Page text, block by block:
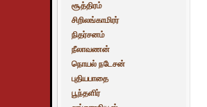
சூத்திரம்
சிறிலங்காமிரர்
நிதர்சனம்
நீலாவணன்
நொயல் நடேசன்
புதியபாதை
பூந்தளிர்